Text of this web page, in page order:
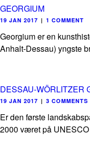
GEORGIUM
19 JAN 2017 | 1 COMMENT
Georgium er en
Anhalt-Dessau) yngste
DESSAU-WÖRLITZER
19 JAN 2017 | 3 COMMENTS
Er den første
2000 været på